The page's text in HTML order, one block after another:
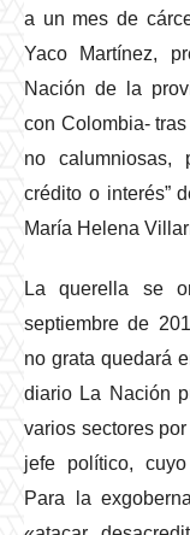
a un mes de
Yaco Martínez,
Nación de la
con Colombia-
no calumniosas,
crédito o interés”
María Helena
La querella se
septiembre de
no grata quedará
diario La Nación
varios sectores
jefe político,
Para la